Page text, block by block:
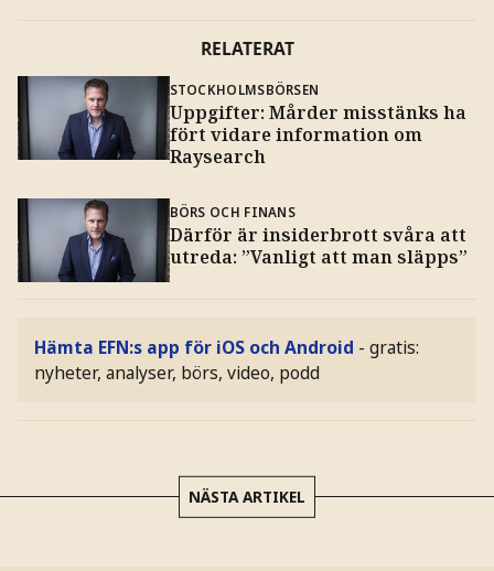
RELATERAT
STOCKHOLMSBÖRSEN
Uppgifter: Mårder misstänks ha
fört vidare information om
Raysearch
BÖRS OCH FINANS
Därför är insiderbrott svåra att
utreda: ”Vanligt att man släpps”
Hämta EFN:s app för iOS och Android - gratis:
nyheter, analyser, börs, video, podd
NÄSTA ARTIKEL